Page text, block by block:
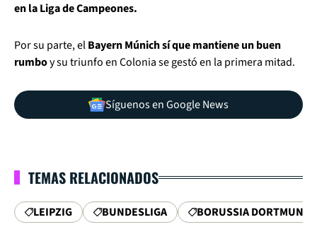
en la Liga de Campeones.
Por su parte, elBayern Múnich sí que mantiene un buen
rumboy su triunfo en Colonia se gestó en la primera mitad.
Síguenos en Google News
TEMAS RELACIONADOS
LEIPZIG BUNDESLIGA BORUSSIA DORTMUND